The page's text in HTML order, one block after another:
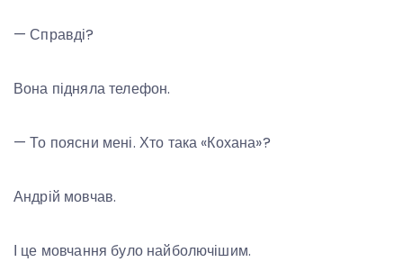
— Справді?
Вона підняла телефон.
— То поясни мені. Хто така «Кохана»?
Андрій мовчав.
І це мовчання було найболючішим.